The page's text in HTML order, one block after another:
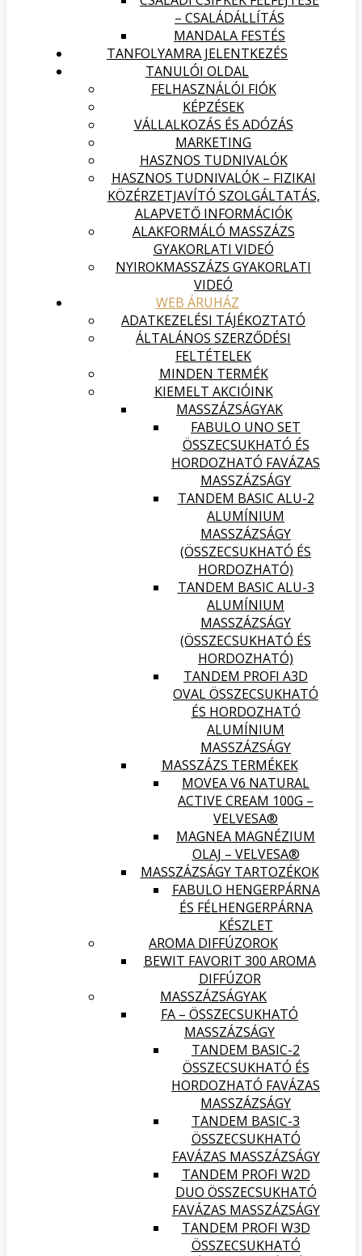
– CSALÁDÁLLÍTÁS
MANDALA FESTÉS
TANFOLYAMRA JELENTKEZÉS
TANULÓI OLDAL
FELHASZNÁLÓI FIÓK
KÉPZÉSEK
VÁLLALKOZÁS ÉS ADÓZÁS
MARKETING
HASZNOS TUDNIVALÓK
HASZNOS TUDNIVALÓK – FIZIKAI
KÖZÉRZETJAVÍTÓ SZOLGÁLTATÁS,
ALAPVETŐ INFORMÁCIÓK
ALAKFORMÁLÓ MASSZÁZS
GYAKORLATI VIDEÓ
NYIROKMASSZÁZS GYAKORLATI
VIDEÓ
WEB ÁRUHÁZ
ADATKEZELÉSI TÁJÉKOZTATÓ
ÁLTALÁNOS SZERZŐDÉSI
FELTÉTELEK
MINDEN TERMÉK
KIEMELT AKCIÓINK
MASSZÁZSÁGYAK
FABULO UNO SET
ÖSSZECSUKHATÓ ÉS
HORDOZHATÓ FAVÁZAS
MASSZÁZSÁGY
TANDEM BASIC ALU-2
ALUMÍNIUM
MASSZÁZSÁGY
(ÖSSZECSUKHATÓ ÉS
HORDOZHATÓ)
TANDEM BASIC ALU-3
ALUMÍNIUM
MASSZÁZSÁGY
(ÖSSZECSUKHATÓ ÉS
HORDOZHATÓ)
TANDEM PROFI A3D
OVAL ÖSSZECSUKHATÓ
ÉS HORDOZHATÓ
ALUMÍNIUM
MASSZÁZSÁGY
MASSZÁZS TERMÉKEK
MOVEA V6 NATURAL
ACTIVE CREAM 100G –
VELVESA®
MAGNEA MAGNÉZIUM
OLAJ – VELVESA®
MASSZÁZSÁGY TARTOZÉKOK
FABULO HENGERPÁRNA
ÉS FÉLHENGERPÁRNA
KÉSZLET
AROMA DIFFÚZOROK
BEWIT FAVORIT 300 AROMA
DIFFÚZOR
MASSZÁZSÁGYAK
FA – ÖSSZECSUKHATÓ
MASSZÁZSÁGY
TANDEM BASIC-2
ÖSSZECSUKHATÓ ÉS
HORDOZHATÓ FAVÁZAS
MASSZÁZSÁGY
TANDEM BASIC-3
ÖSSZECSUKHATÓ
FAVÁZAS MASSZÁZSÁGY
TANDEM PROFI W2D
DUO ÖSSZECSUKHATÓ
FAVÁZAS MASSZÁZSÁGY
TANDEM PROFI W3D
ÖSSZECSUKHATÓ